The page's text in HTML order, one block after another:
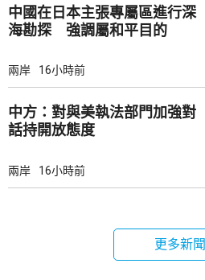
中國在日本主張專屬區進行深
海勘探 強調屬和平目的
兩岸 16小時前
中方：對與美執法部門加強對
話持開放態度
兩岸 16小時前
更多新聞